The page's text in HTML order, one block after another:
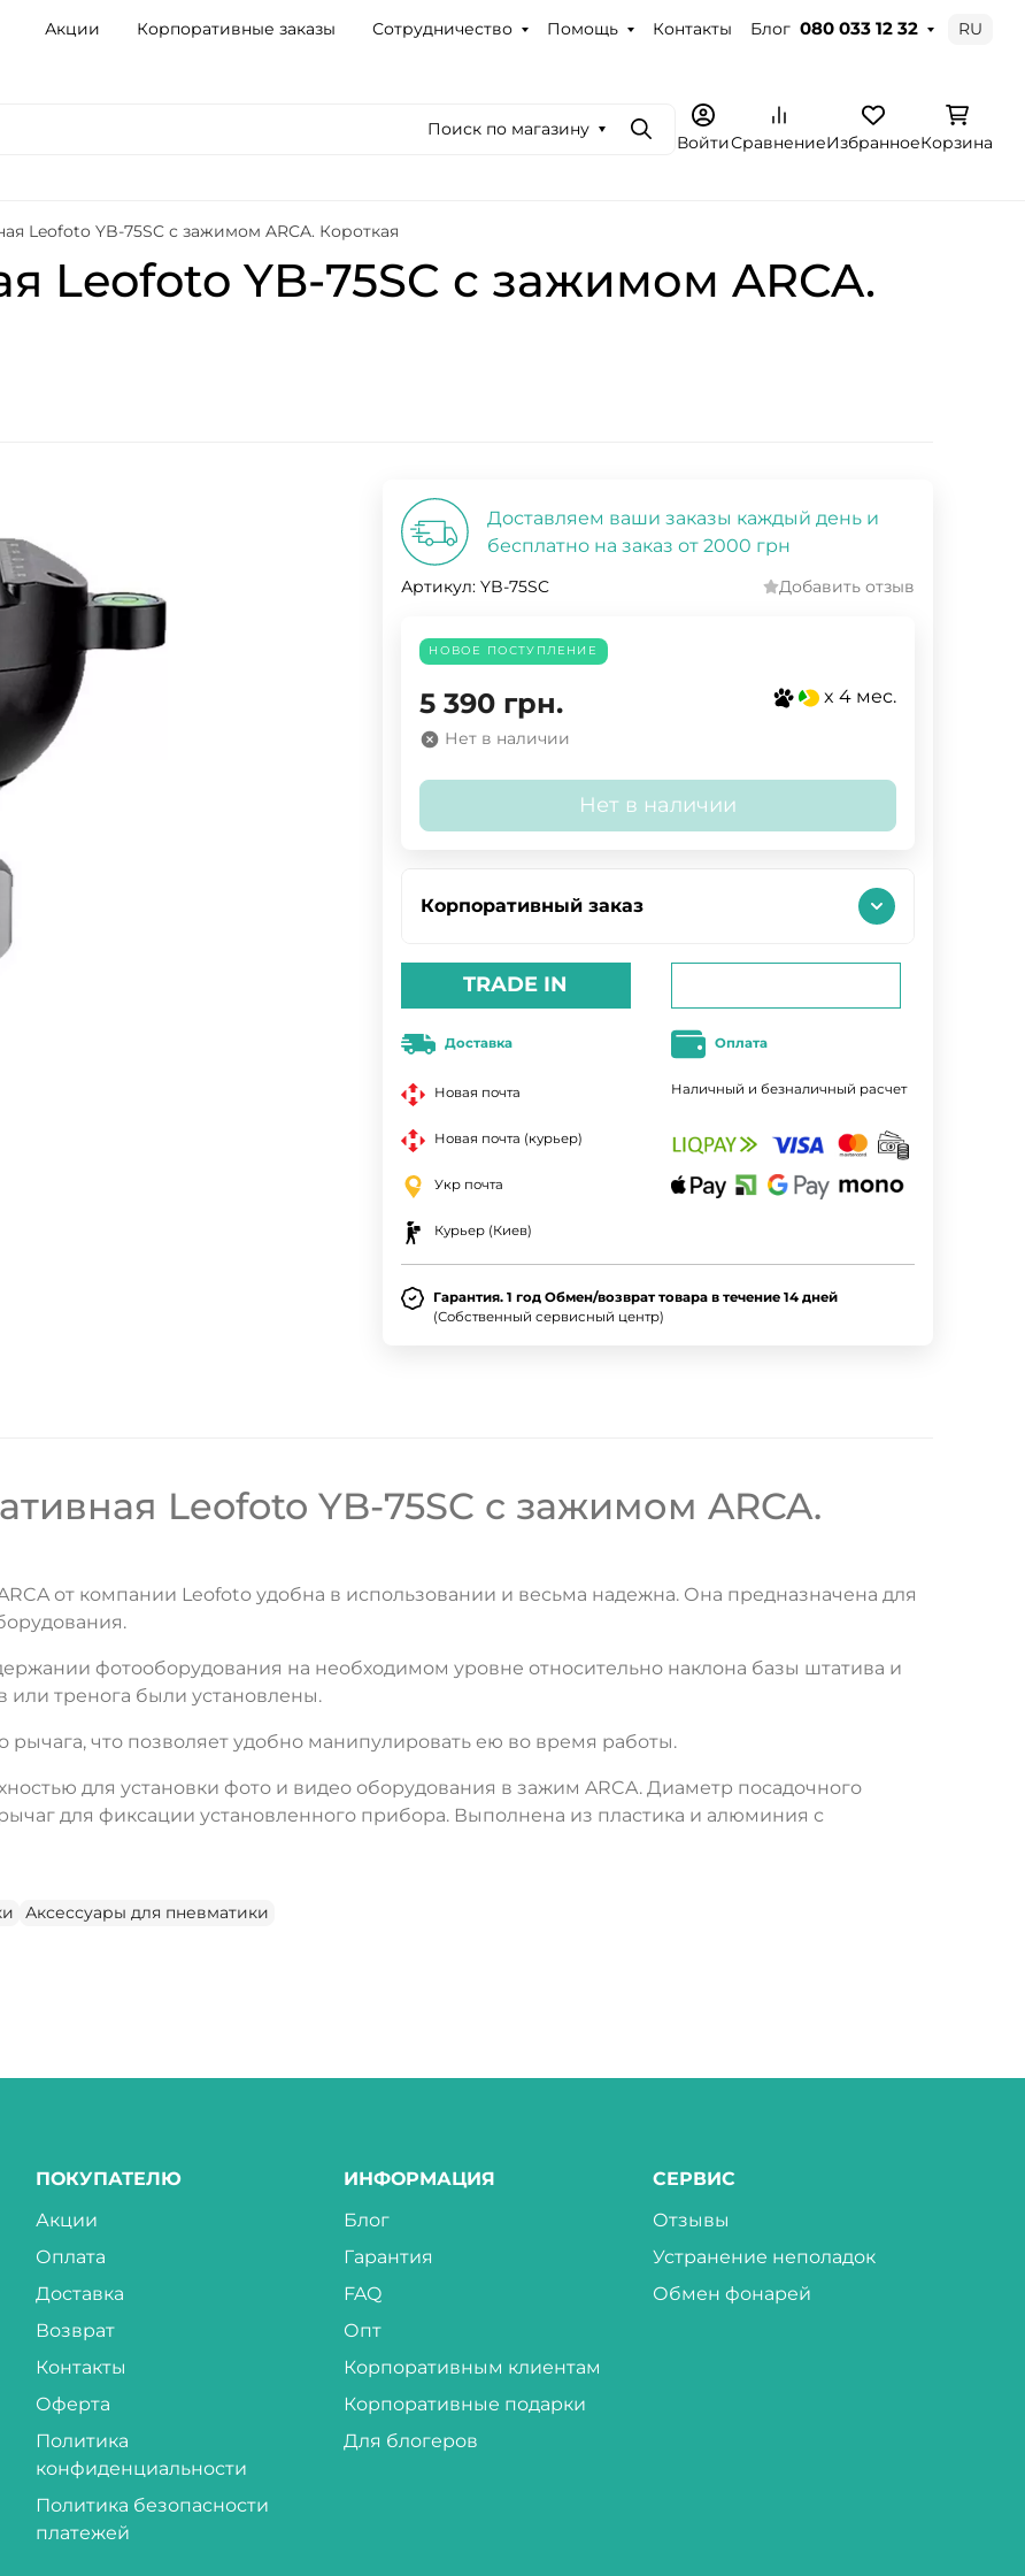
Акции Корпоративные заказы Сотрудничество Помощь Контакты Блог 080 033 12 32 RU
Поиск по магазину
ПоискВойтиСравнениеИзбранноеКорзина
Leofoto YB-75SC с зажимом ARCA. Короткая
Leofoto YB-75SC с зажимом ARCA.
Доставляем ваши заказы каждый день и
бесплатно на заказ от 2000 грн
Артикул: YB-75SC Добавить отзыв
НОВОЕ ПОСТУПЛЕНИЕ
5 390 грн. x 4 мес.
Нет в наличии
Нет в наличии
Корпоративный заказ
TRADE IN
Доставка
Новая почта
Новая почта (курьер)
Укр почта
Курьер (Киев)
Оплата
Наличный и безналичный расчет
Гарантия. 1 год Обмен/возврат товара в течение 14 дней
(Собственный сервисный центр)
Leofoto YB-75SC с зажимом ARCA.
от компании Leofoto удобна в использовании и весьма надежна. Она предназначена для
фотооборудования на необходимом уровне относительно наклона базы штатива и
или тренога были установлены.
рычага, что позволяет удобно манипулировать ею во время работы.
для установки фото и видео оборудования в зажим ARCA. Диаметр посадочного
для фиксации установленного прибора. Выполнена из пластика и алюминия с
Аксессуары для пневматики
ПОКУПАТЕЛЮ
Акции
Оплата
Доставка
Возврат
Контакты
Оферта
Политика
конфиденциальности
Политика безопасности
платежей
ИНФОРМАЦИЯ
Блог
Гарантия
FAQ
Опт
Корпоративным клиентам
Корпоративные подарки
Для блогеров
СЕРВИС
Отзывы
Устранение неполадок
Обмен фонарей